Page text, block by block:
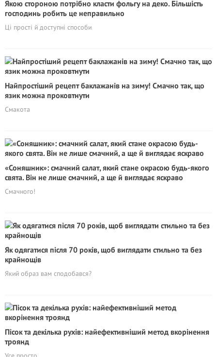
Якою стороною потрібно класти фольгу на деко. Більшість
господинь робить це неправильно
Ці прості й доступні способи
Найпростіший рецепт баклажанів на зиму! Смачно так, що
язик можна проковтнути
Смакота
«Соняшник»: смачний салат, який стане окрасою будь-якого
свята. Він не лише смачний, а ще й виглядає яскраво
Смачного!
Як одягатися після 70 років, щоб виглядати стильно та без
крайнощів
Який образ вам сподобався?
Пісок та декілька рухів: найефективніший метод вкорінення
троянд